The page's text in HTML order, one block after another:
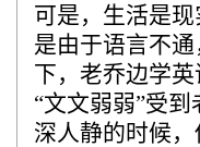
可是，生活是
是由于语言不
下，老乔边学
“文文弱弱”受
深人静的时候